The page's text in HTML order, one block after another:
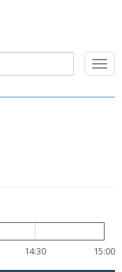
14:30 15:00